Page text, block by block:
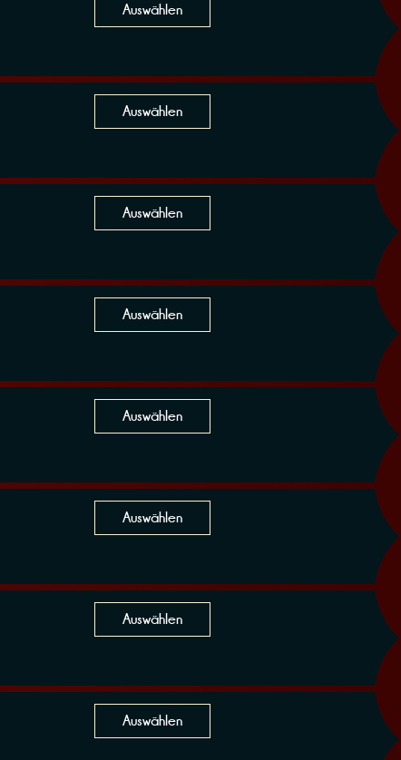
Auswählen
Auswählen
Auswählen
Auswählen
Auswählen
Auswählen
Auswählen
Auswählen